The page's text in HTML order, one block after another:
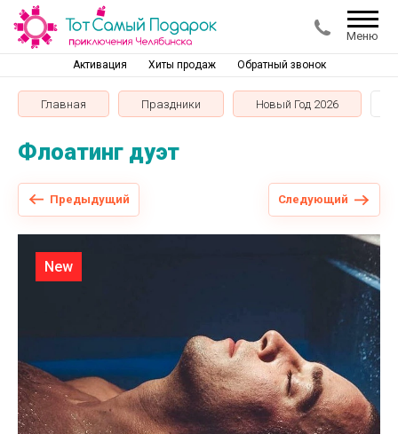
Меню
Активация Хиты продаж Обратный звонок
Главная Праздники Новый Год 2026
Флоатинг дуэт
Предыдущий Следующий
New